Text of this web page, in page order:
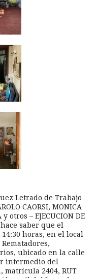
Letrado de Trabajo
CAORSI, MONICA
y otros – EJECUCION DE
hace saber que el
horas, en el local
ubicado en la calle
intermedio del
matrícula 2404, RUT